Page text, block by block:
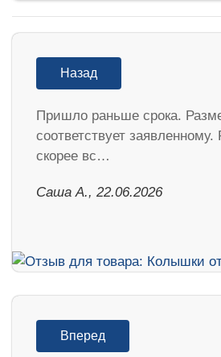
Назад
Пришло раньше срока.
соответствует
скорее вс…
Саша А., 22.06.2026
Вперед